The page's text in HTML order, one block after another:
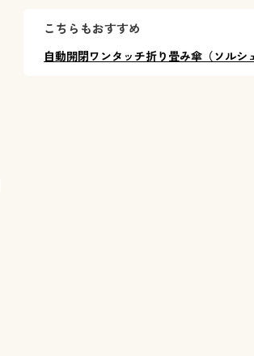
こちらもおすすめ
自動開閉ワンタッチ折り畳み傘（ソルシ